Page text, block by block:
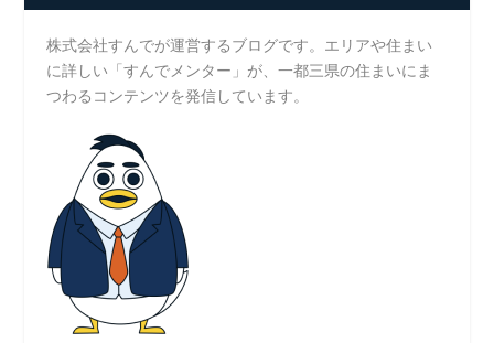
株式会社すんでが運営するブログです。エリアや住まい
に詳しい「すんでメンター」が、一都三県の住まいにま
つわるコンテンツを発信しています。